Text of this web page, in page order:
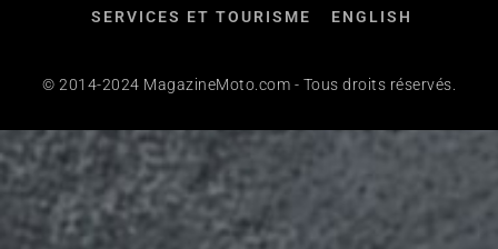
SERVICES ET TOURISME
ENGLISH
© 2014-2024 MagazineMoto.com - Tous droits réservés.